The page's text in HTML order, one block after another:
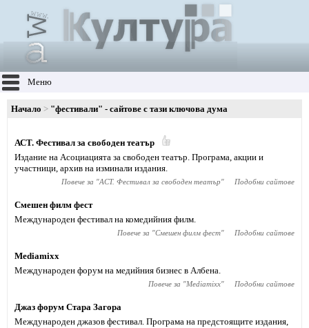
Меню
Начало "фестивали" - сайтове с тази ключова дума
АСТ. Фестивал за свободен театър
Издание на Асоциацията за свободен театър. Програма, акции и
участници, архив на изминали издания.
Повече за "АСТ. Фестивал за свободен театър" Подобни сайтове
Смешен филм фест
Международен фестивал на комедийния филм.
Повече за "Смешен филм фест" Подобни сайтове
Mediamixx
Международен форум на медийния бизнес в Албена.
Повече за "Mediamixx" Подобни сайтове
Джаз форум Стара Загора
Международен джазов фестивал. Програма на предстоящите издания,